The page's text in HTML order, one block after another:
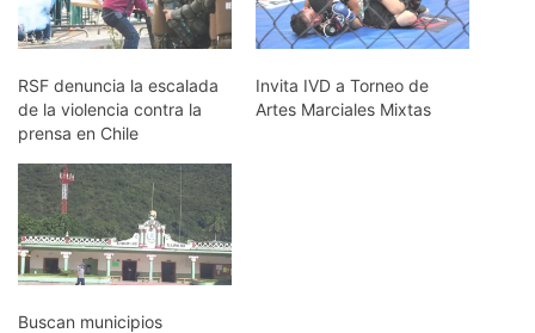
RSF denuncia la escalada
de la violencia contra la
prensa en Chile
Invita IVD a Torneo de
Artes Marciales Mixtas
Buscan municipios